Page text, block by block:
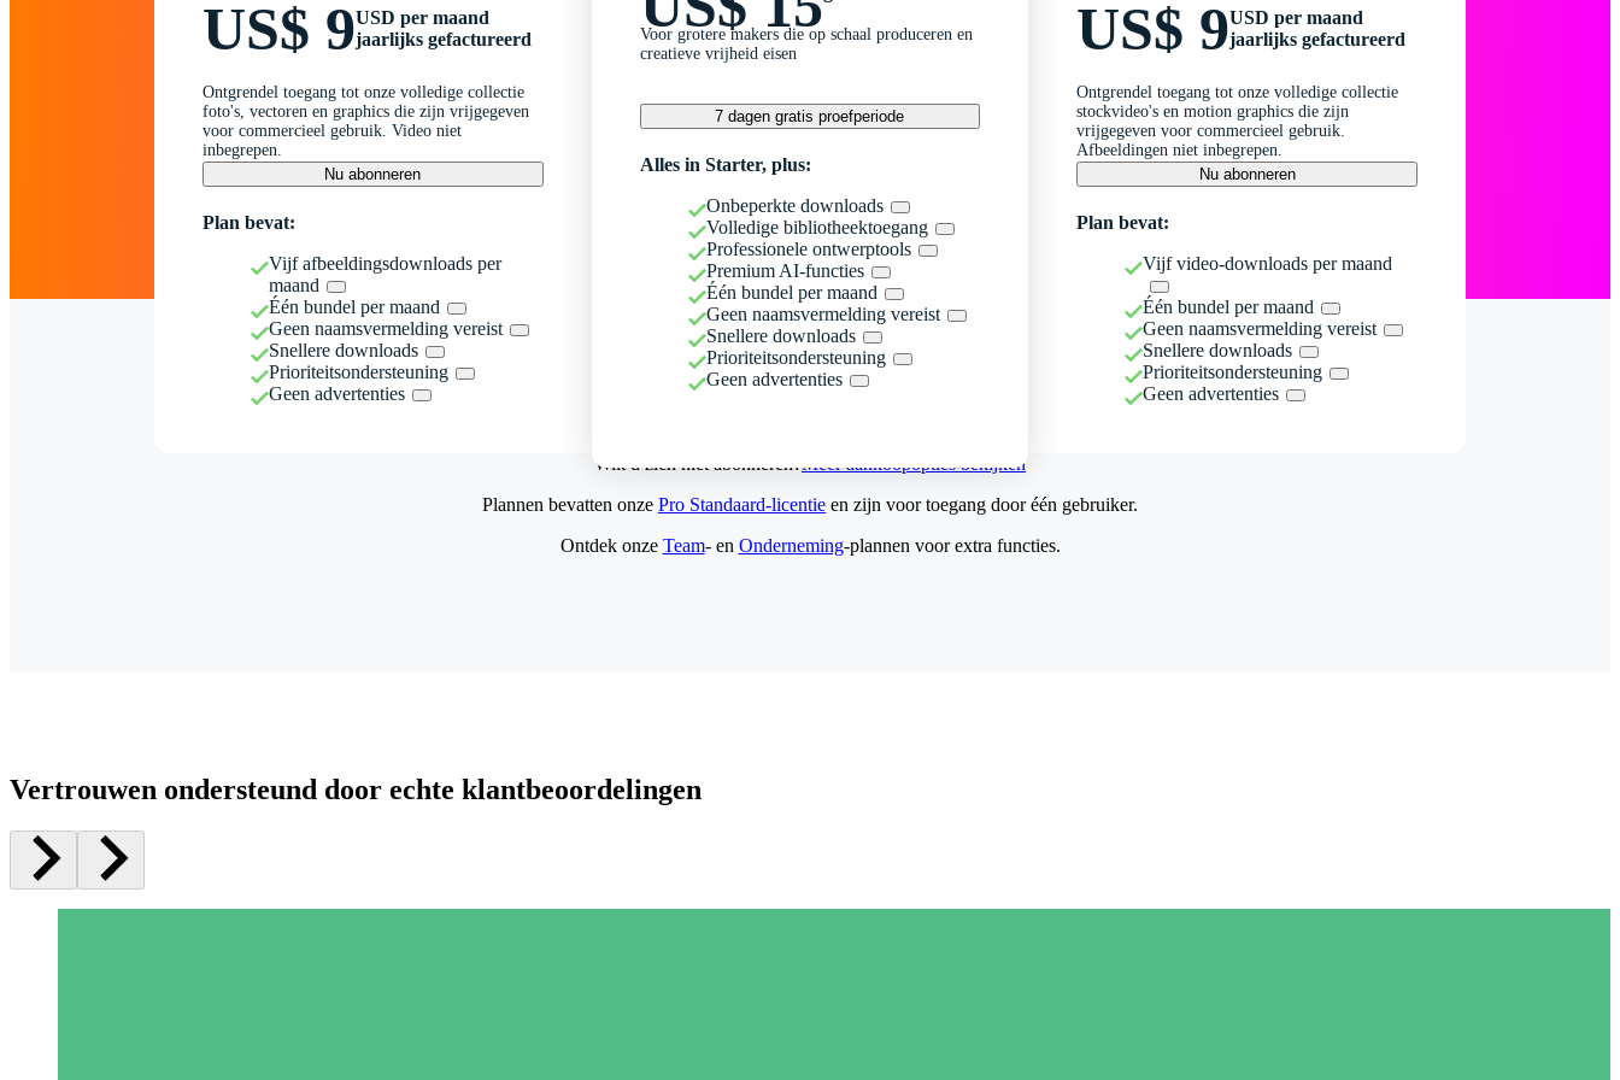
US$ 9USD per maand
jaarlijks gefactureerd
Ontgrendel toegang tot onze volledige collectie
foto's, vectoren en graphics die zijn vrijgegeven
voor commercieel gebruik. Video niet
inbegrepen.
Nu abonneren
Plan bevat:
Vijf afbeeldingsdownloads per
maand
Één bundel per maand
Geen naamsvermelding vereist
Snellere downloads
Prioriteitsondersteuning
Geen advertenties
Voor grotere makers die op schaal produceren en
creatieve vrijheid eisen
7 dagen gratis proefperiode
Alles in Starter, plus:
Onbeperkte downloads
Volledige bibliotheektoegang
Professionele ontwerptools
Premium AI-functies
Één bundel per maand
Geen naamsvermelding vereist
Snellere downloads
Prioriteitsondersteuning
Geen advertenties
US$ 9USD per maand
jaarlijks gefactureerd
Ontgrendel toegang tot onze volledige collectie
stockvideo's en motion graphics die zijn
vrijgegeven voor commercieel gebruik.
Afbeeldingen niet inbegrepen.
Nu abonneren
Plan bevat:
Vijf video-downloads per maand
Één bundel per maand
Geen naamsvermelding vereist
Snellere downloads
Prioriteitsondersteuning
Geen advertenties
Wilt u zich niet abonneren?Meer aankoopopties bekijken
Plannen bevatten onze Pro Standaard-licentie en zijn voor toegang door één gebruiker.
Ontdek onze Team- en Onderneming-plannen voor extra functies.
Vertrouwen ondersteund door echte klantbeoordelingen